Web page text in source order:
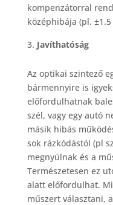
kompenzátorral
középhibája (pl.
Javíthatóság
Az optikai szintező
bármennyire is
előfordulhatnak
szél, vagy egy autó
másik hibás
sok rázkódástól (pl
megnyúlnak és a
Természetesen ez
alatt előfordulhat.
műszert választani,